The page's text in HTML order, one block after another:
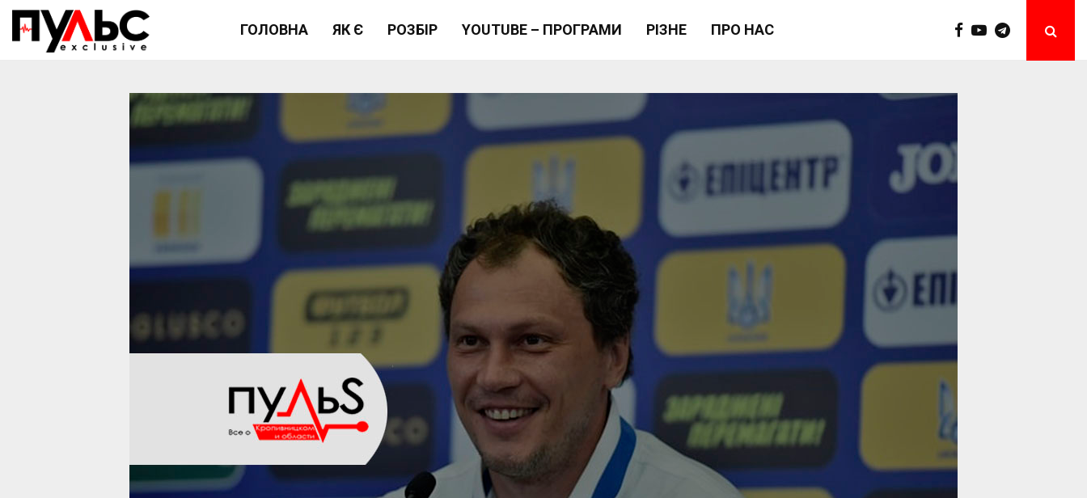
ГОЛОВНА ЯК Є РОЗБІР YOUTUBE – ПРОГРАМИ РІЗНЕ ПРО НАС